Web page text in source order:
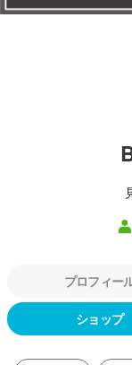
プロフィー
ショップ